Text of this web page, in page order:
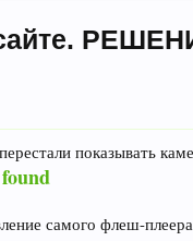
показывать
самого флеш-